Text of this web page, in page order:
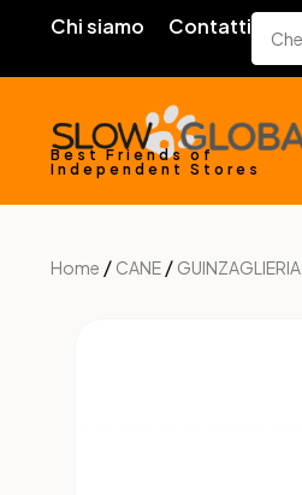
Chi siamo Contatti
Best Friends of
Independent Stores
Home / CANE / GUINZAGLIERIA